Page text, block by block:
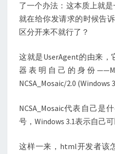
了一个办法：这本质上就
就在给你发请求的时候告
区分开来不就行了？
这就是UserAgent的由来
器表明自己的身份
NCSA_Mosaic/2.0 (Windows
NCSA_Mosaic代表自己是
号，Windows 3.1表示自己
这样一来，html开发者该